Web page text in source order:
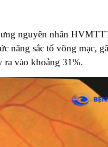
nguyên nhân
năng sắc tố võng mạc,
ra vào khoảng 31%.